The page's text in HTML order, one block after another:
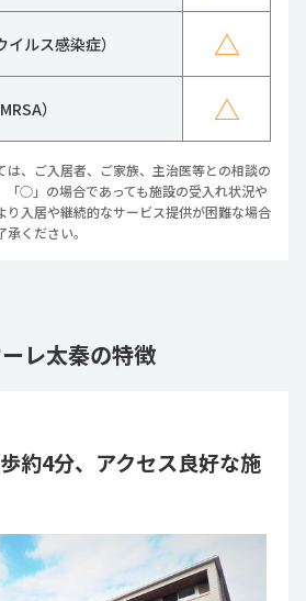
ルス感染症） △
） △
、ご入居者、ご家族、主治医等との相談の
「○」の場合であっても施設の受入れ状況や
り入居や継続的なサービス提供が困難な場合
ください。
レ太秦の特徴
約4分、アクセス良好な施